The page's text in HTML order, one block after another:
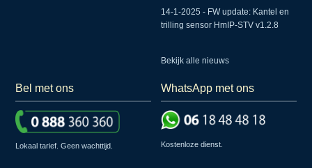
14-1-2025 - FW update: Kantel en
trilling sensor HmIP-STV v1.2.8
Bekijk alle nieuws
Bel met ons
Lokaal tarief. Geen wachttijd.
WhatsApp met ons
Kostenloze dienst.